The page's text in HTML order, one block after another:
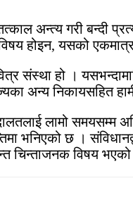
अन्त्य गरी बन्दी
होइन, यसको
संस्था हो ।
अन्य निकायसहित
लामो समयसम्म
भनिएको छ ।
विषय भएको